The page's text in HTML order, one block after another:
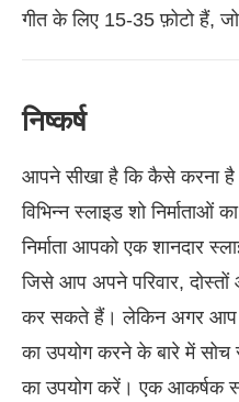
गीत के लिए 15-35 फ़ोटो हैं,
निष्कर्ष
आपने सीखा है कि कैसे करना है
विभिन्न स्लाइड शो निर्माताओं
निर्माता आपको एक शानदार
जिसे आप अपने परिवार,
कर सकते हैं। लेकिन अगर आप
का उपयोग करने के बारे में सोच
का उपयोग करें। एक आकर्षक